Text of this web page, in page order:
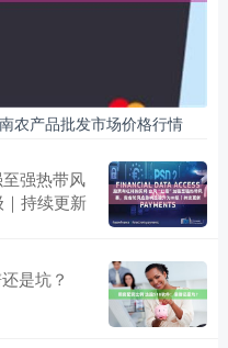
农产品批发市场价格行情
至强热带风
持续更新
是坑？